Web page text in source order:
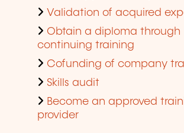
Validation of acquired
Obtain a diploma through
continuing training
Cofunding of company
Skills audit
Become an approved
provider